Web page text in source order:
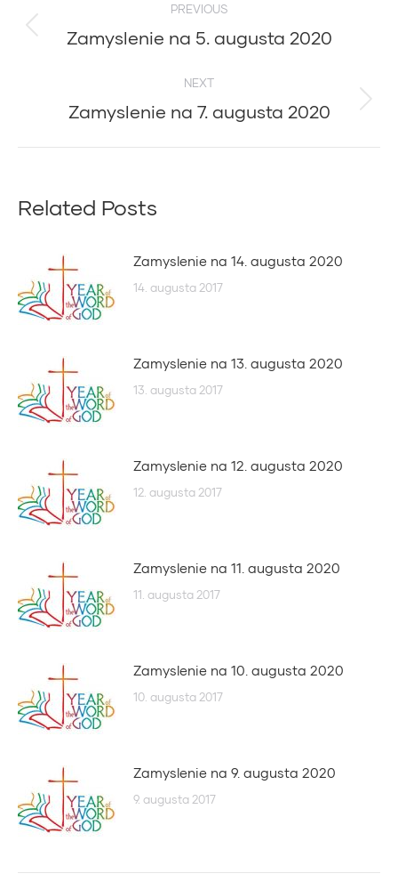
navigation
PREVIOUS
Previous
Zamyslenie na 5. augusta 2020
NEXT
Next
Zamyslenie na 7. augusta 2020
Related Posts
Zamyslenie na 14. augusta 2020
14. augusta 2017
Zamyslenie na 13. augusta 2020
13. augusta 2017
Zamyslenie na 12. augusta 2020
12. augusta 2017
Zamyslenie na 11. augusta 2020
11. augusta 2017
Zamyslenie na 10. augusta 2020
10. augusta 2017
Zamyslenie na 9. augusta 2020
9. augusta 2017